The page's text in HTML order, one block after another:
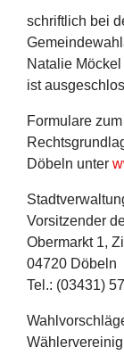
schriftlich bei
Natalie
ist
Formulare
Döbeln unter
Vorsitzender
Obermarkt 1,
04720 Döbeln
Tel.: (03431)